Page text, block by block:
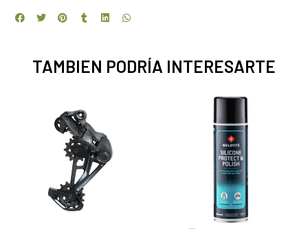
TAMBIEN PODRÍA INTERESARTE